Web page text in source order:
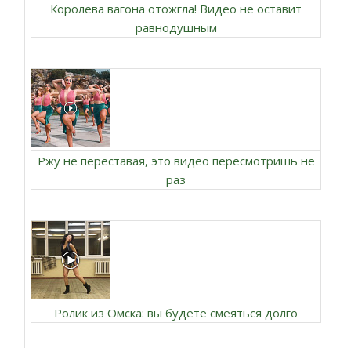
Королева вагона отожгла! Видео не оставит
равнодушным
Ржу не переставая, это видео пересмотришь не
раз
Ролик из Омска: вы будете смеяться долго